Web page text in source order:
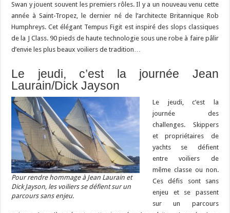
Swan y jouent souvent les premiers rôles. Il y a un nouveau venu cette
année à Saint-Tropez, le dernier né de l’architecte Britannique Rob
Humphreys. Cet élégant Tempus Figit est inspiré des slops classiques
de la J Class. 90 pieds de haute technologie sous une robe à faire pâlir
d’envie les plus beaux voiliers de tradition…
Le jeudi, c’est la journée Jean
Laurain/Dick Jayson
Pour rendre hommage à Jean Laurain et
Dick Jayson, les voiliers se défient sur un
parcours sans enjeu.
Le jeudi, c’est la
journée des
challenges. Skippers
et propriétaires de
yachts se défient
entre voiliers de
même classe ou non.
Ces défis sont sans
enjeu et se passent
sur un parcours